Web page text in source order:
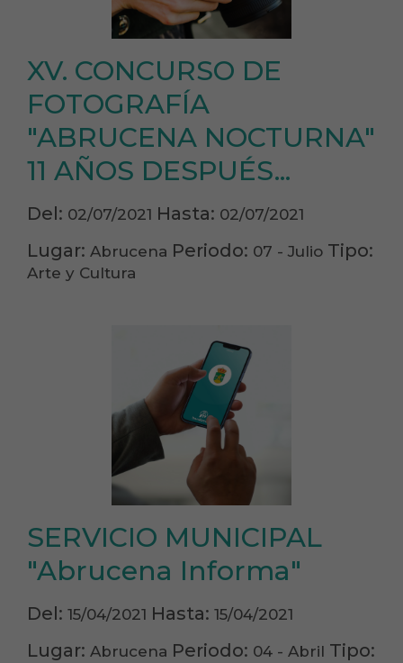
XV. CONCURSO DE
FOTOGRAFÍA
"ABRUCENA NOCTURNA"
11 AÑOS DESPUÉS...
Del: 02/07/2021 Hasta: 02/07/2021
Lugar: Abrucena Periodo: 07 - Julio Tipo:
Arte y Cultura
SERVICIO MUNICIPAL
"Abrucena Informa"
Del: 15/04/2021 Hasta: 15/04/2021
Lugar: Abrucena Periodo: 04 - Abril Tipo: